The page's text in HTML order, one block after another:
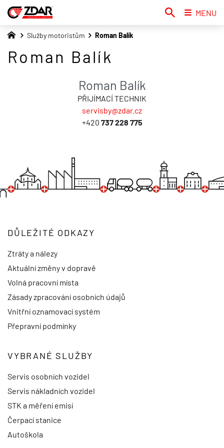
Služby motoristům Roman Balík
Roman Balík
Roman Balík
PŘIJÍMACÍ TECHNIK
servisby@zdar.cz
+420 737 228 775
DŮLEŽITÉ ODKAZY
Ztráty a nálezy
Aktuální změny v dopravě
Volná pracovní místa
Zásady zpracování osobních údajů
Vnitřní oznamovací systém
Přepravní podmínky
VYBRANÉ SLUŽBY
Servis osobních vozidel
Servis nákladních vozidel
STK a měření emisí
Čerpací stanice
Autoškola
MENU